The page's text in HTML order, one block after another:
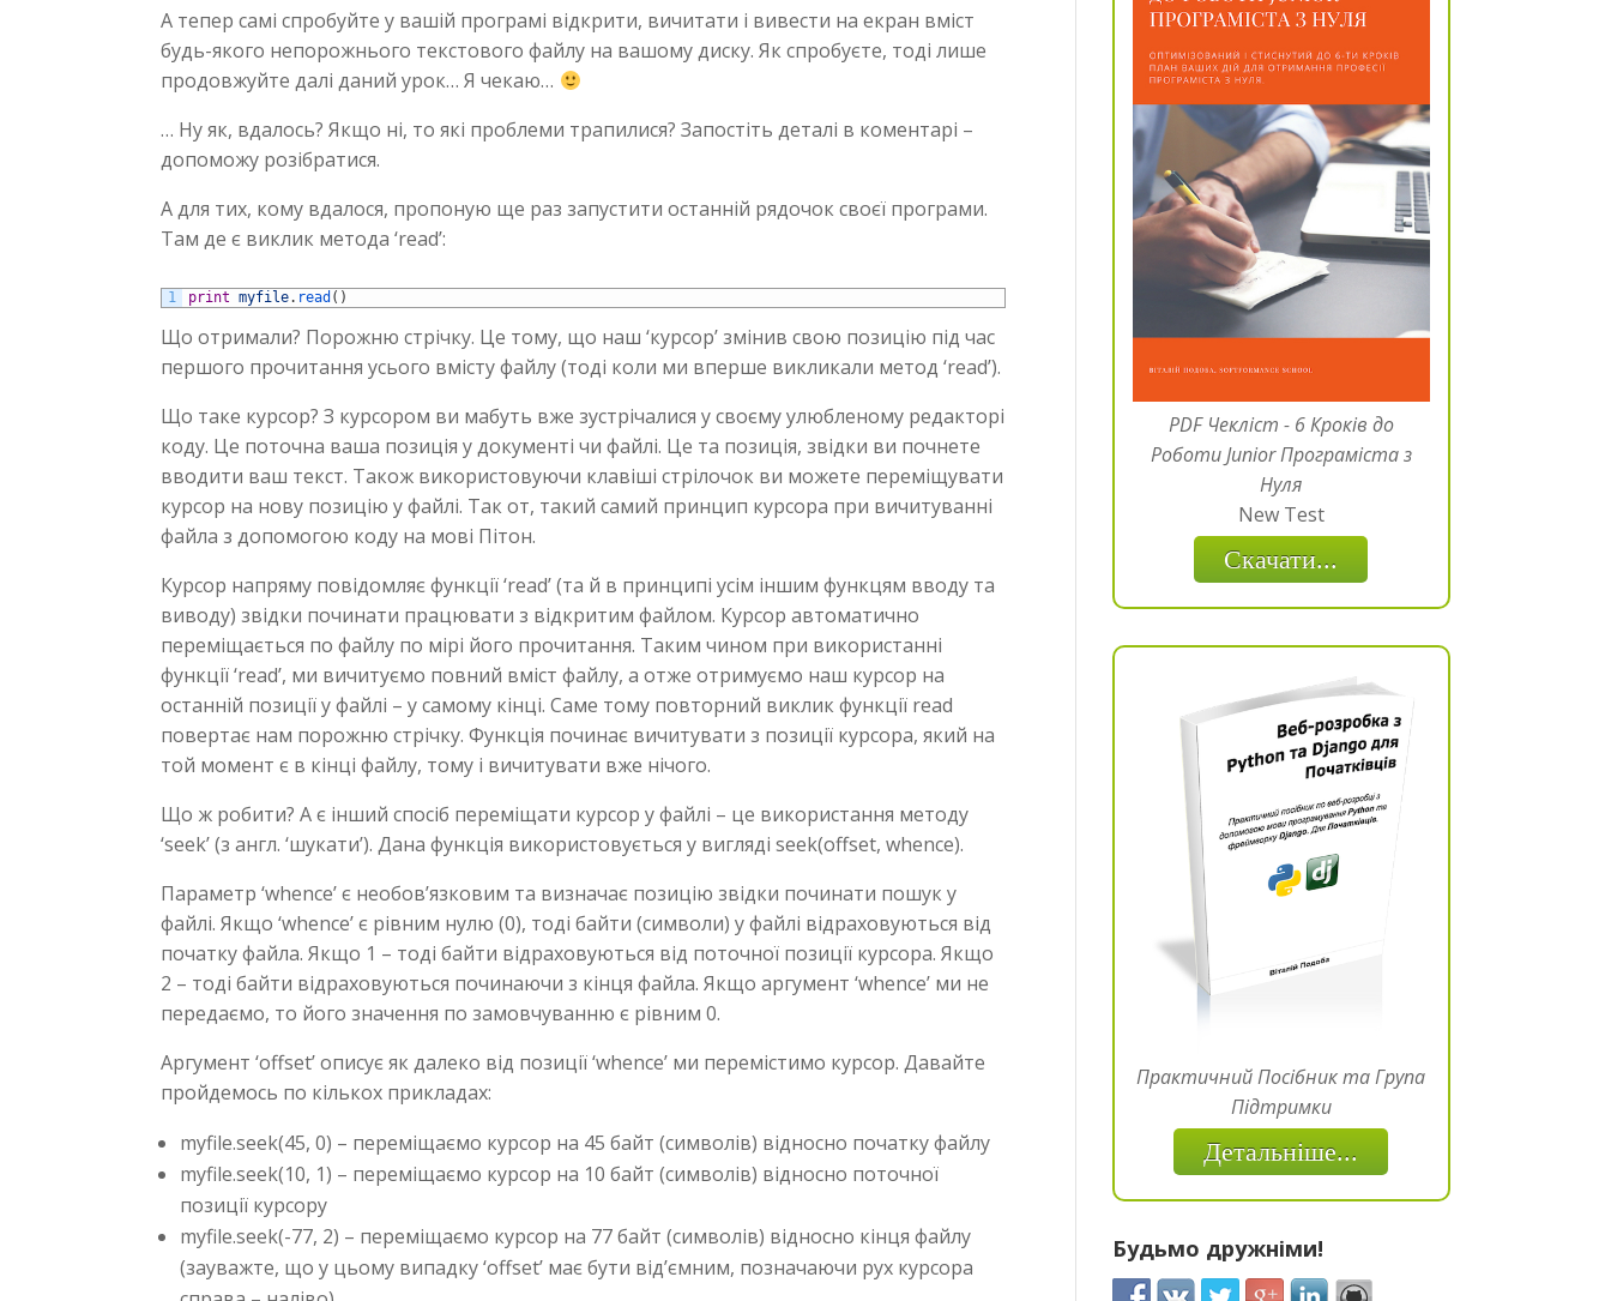
А тепер самі спробуйте у вашій програмі відкрити, вичитати і вивести на екран вміст
будь-якого непорожнього текстового файлу на вашому диску. Як спробуєте, тоді лише
продовжуйте далі даний урок… Я чекаю…
… Ну як, вдалось? Якщо ні, то які проблеми трапилися? Запостіть деталі в коментарі –
допоможу розібратися.
А для тих, кому вдалося, пропоную ще раз запустити останній рядочок своєї програми.
Там де є виклик метода ‘read’:
1 print myfile. read ( )
Що отримали? Порожню стрічку. Це тому, що наш ‘курсор’ змінив свою позицію під час
першого прочитання усього вмісту файлу (тоді коли ми вперше викликали метод ‘read’).
Що таке курсор? З курсором ви мабуть вже зустрічалися у своєму улюбленому редакторі
коду. Це поточна ваша позиція у документі чи файлі. Це та позиція, звідки ви почнете
вводити ваш текст. Також використовуючи клавіші стрілочок ви можете переміщувати
курсор на нову позицію у файлі. Так от, такий самий принцип курсора при вичитуванні
файла з допомогою коду на мові Пітон.
Курсор напряму повідомляє функції ‘read’ (та й в принципі усім іншим функцям вводу та
виводу) звідки починати працювати з відкритим файлом. Курсор автоматично
переміщається по файлу по мірі його прочитання. Таким чином при використанні
функції ‘read’, ми вичитуємо повний вміст файлу, а отже отримуємо наш курсор на
останній позиції у файлі – у самому кінці. Саме тому повторний виклик функції read
повертає нам порожню стрічку. Функція починає вичитувати з позиції курсора, який на
той момент є в кінці файлу, тому і вичитувати вже нічого.
Що ж робити? А є інший спосіб переміщати курсор у файлі – це використання методу
‘seek’ (з англ. ‘шукати’). Дана функція використовується у вигляді seek(offset, whence).
Параметр ‘whence’ є необов’язковим та визначає позицію звідки починати пошук у
файлі. Якщо ‘whence’ є рівним нулю (0), тоді байти (символи) у файлі відраховуються від
початку файла. Якщо 1 – тоді байти відраховуються від поточної позиції курсора. Якщо
2 – тоді байти відраховуються починаючи з кінця файла. Якщо аргумент ‘whence’ ми не
передаємо, то його значення по замовчуванню є рівним 0.
Аргумент ‘offset’ описує як далеко від позиції ‘whence’ ми перемістимо курсор. Давайте
пройдемось по кількох прикладах:
myfile.seek(45, 0) – переміщаємо курсор на 45 байт (символів) відносно початку файлу
myfile.seek(10, 1) – переміщаємо курсор на 10 байт (символів) відносно поточної
позиції курсору
myfile.seek(-77, 2) – переміщаємо курсор на 77 байт (символів) відносно кінця файлу
(зауважте, що у цьому випадку ‘offset’ має бути від’ємним, позначаючи рух курсора
PDF Чекліст - 6 Кроків до
Роботи Junior Програміста з
Нуля
New Test
Скачати...
Практичний Посібник та Група
Підтримки
Детальніше...
Будьмо дружніми!